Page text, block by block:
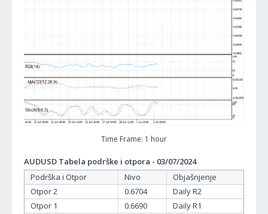
Time Frame: 1 hour
AUDUSD Tabela podrške i otpora - 03/07/2024
Podrška i Otpor
Nivo
Objašnjenje
Otpor 2
0.6704
Daily R2
Otpor 1
0.6690
Daily R1